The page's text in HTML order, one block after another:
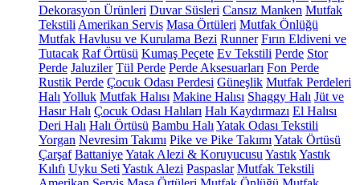
Dekorasyon Ürünleri Duvar Süsleri Cansız Manken Mutfak
Tekstili Amerikan Servis Masa Örtüleri Mutfak Önlüğü
Mutfak Havlusu ve Kurulama Bezi Runner Fırın Eldiveni ve
Tutacak Raf Örtüsü Kumaş Peçete Ev Tekstili Perde Stor
Perde Jaluziler Tül Perde Perde Aksesuarları Fon Perde
Rustik Perde Çocuk Odası Perdesi Güneşlik Mutfak Perdeleri
Halı Yolluk Mutfak Halısı Makine Halısı Shaggy Halı Jüt ve
Hasır Halı Çocuk Odası Halıları Halı Kaydırmazı El Halısı
Deri Halı Halı Örtüsü Bambu Halı Yatak Odası Tekstili
Yorgan Nevresim Takımı Pike ve Pike Takımı Yatak Örtüsü
Çarşaf BattaniyeYatak Alezi & Koruyucusu YastıkYastık
Kılıfı Uyku Seti Yastık Alezi Paspaslar Mutfak Tekstili